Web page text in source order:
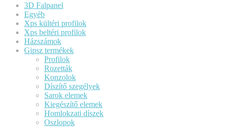
3D Falpanel
Egyéb
Xps kültéri profilok
Xps beltéri profilok
Házszámok
Gipsz termékek
Profilok
Rozetták
Konzolok
Díszítő szegélyek
Sarok elemek
Kiegészítő elemek
Homlokzati díszek
Oszlopok